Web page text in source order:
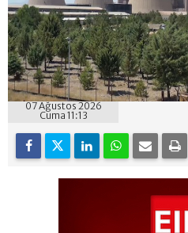
07 Ağustos 2026
Cuma 11:13